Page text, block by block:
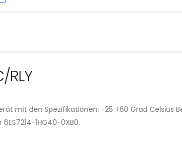
RLY
mit den Spezifikationen: -25 +60 Grad
1HG40-0XB0.